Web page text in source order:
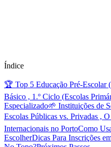
Índice
🏆 Top 5 Educação Pré-Escolar
Básico , 1.º Ciclo (Escolas
Especializado🌱 Instituições de
Escolas Públicas vs. Privadas ,
Internacionais no PortoComo
EscolherDicas Para Inscrições